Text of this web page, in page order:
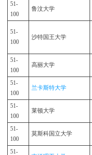
51-
100
鲁汶大学
51-
100
沙特国王大学
51-
100
高丽大学
51-
100
兰卡斯特大学
51-
100
莱顿大学
51-
100
莫斯科国立大学
51-